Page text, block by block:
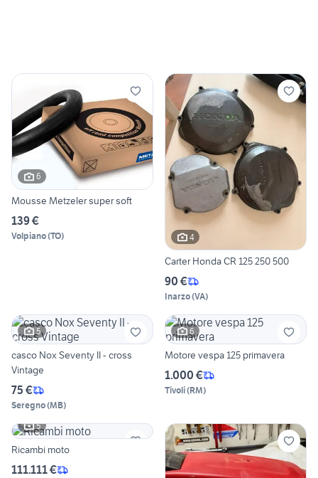
6
Mousse Metzeler super soft
139 €
Volpiano(TO) 4
Carter Honda CR 125 250 500
90 €
Inarzo(VA)
5
casco Nox Seventy II - cross
Vintage
75 €
Seregno(MB)
6
Motore vespa 125 primavera
1.000 €
Tivoli(RM)
5
Ricambi moto
111.111 €